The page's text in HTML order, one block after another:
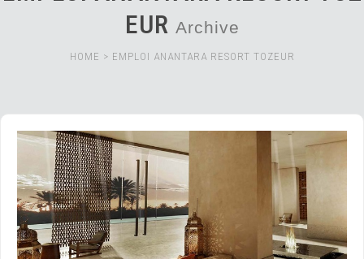
EUR Archive
HOME > EMPLOI ANANTARA RESORT TOZEUR